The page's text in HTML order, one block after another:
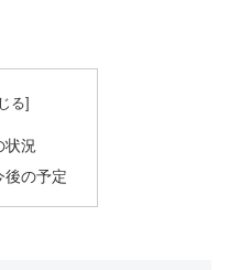
状況
後の予定